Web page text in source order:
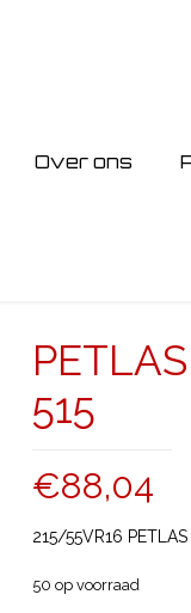
Over ons
515
€88,04
215/55VR16
50 op voorraad